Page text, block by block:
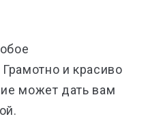
Грамотно и красиво
может дать вам